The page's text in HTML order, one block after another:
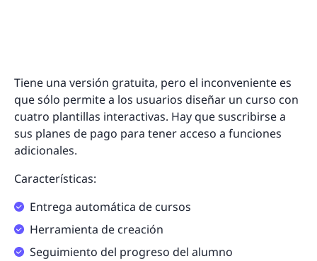
Tiene una versión gratuita, pero el inconveniente es
que sólo permite a los usuarios diseñar un curso con
cuatro plantillas interactivas. Hay que suscribirse a
sus planes de pago para tener acceso a funciones
adicionales.
Características:
Entrega automática de cursos
Herramienta de creación
Seguimiento del progreso del alumno